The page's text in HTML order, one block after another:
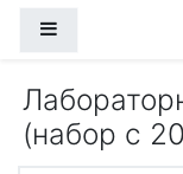
(набор с